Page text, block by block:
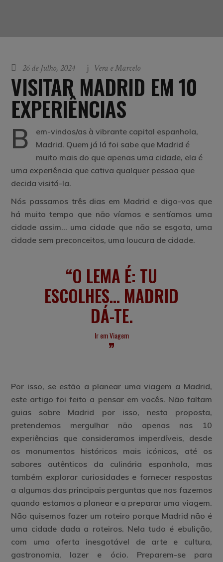
26 de Julho, 2024 Vera e Marcelo
VISITAR MADRID EM 10
EXPERIÊNCIAS
B
em-vindos/as à vibrante capital espanhola,
Madrid. Quem já lá foi sabe que Madrid é
muito mais do que apenas uma cidade, ela é
uma experiência que cativa qualquer pessoa que
decida visitá-la.
Nós passamos três dias em Madrid e digo-vos que
há muito tempo que não víamos e sentíamos uma
cidade assim… uma cidade que não se esgota, uma
cidade sem preconceitos, uma loucura de cidade.
O LEMA É: TU
ESCOLHES… MADRID
DÁ-TE.
Ir em Viagem
Por isso, se estão a planear uma viagem a Madrid,
este artigo foi feito a pensar em vocês. Não faltam
guias sobre Madrid por isso, nesta proposta,
pretendemos mergulhar não apenas nas 10
experiências que consideramos imperdíveis, desde
os monumentos históricos mais icónicos, até os
sabores autênticos da culinária espanhola, mas
também explorar curiosidades e fornecer respostas
a algumas das principais perguntas que nos fazemos
quando estamos a planear e a preparar uma viagem.
Não quisemos fazer um roteiro porque Madrid não é
uma cidade dada a roteiros. Nela tudo é ebulição,
com uma oferta inesgotável de arte e cultura,
gastronomia, lazer e ócio. Preparem-se para